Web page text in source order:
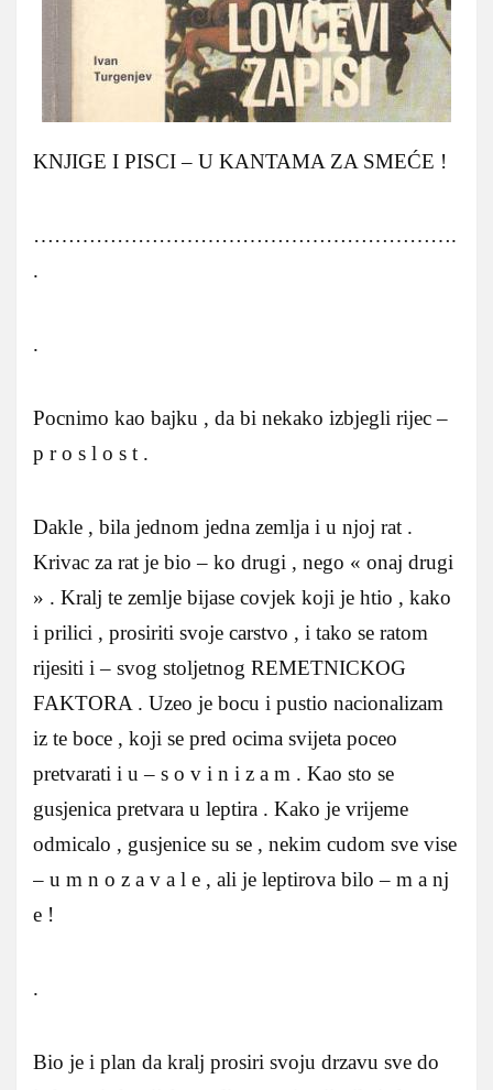
KNJIGE I PISCI – U KANTAMA ZA SMEĆE !
…………………………………………………….
.
.
Pocnimo kao bajku , da bi nekako izbjegli rijec –
p r o s l o s t .
Dakle , bila jednom jedna zemlja i u njoj rat .
Krivac za rat je bio – ko drugi , nego « onaj drugi
» . Kralj te zemlje bijase covjek koji je htio , kako
i prilici , prosiriti svoje carstvo , i tako se ratom
rijesiti i – svog stoljetnog REMETNICKOG
FAKTORA . Uzeo je bocu i pustio nacionalizam
iz te boce , koji se pred ocima svijeta poceo
pretvarati i u – s o v i n i z a m . Kao sto se
gusjenica pretvara u leptira . Kako je vrijeme
odmicalo , gusjenice su se , nekim cudom sve vise
– u m n o z a v a l e , ali je leptirova bilo – m a nj
e !
.
Bio je i plan da kralj prosiri svoju drzavu sve do